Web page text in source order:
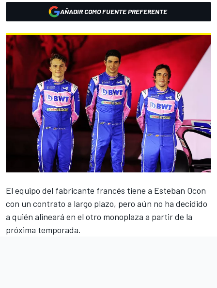
AÑADIR COMO FUENTE PREFERENTE
El equipo del fabricante francés tiene a Esteban Ocon
con un contrato a largo plazo, pero aún no ha decidido
a quién alineará en el otro monoplaza a partir de la
próxima temporada.